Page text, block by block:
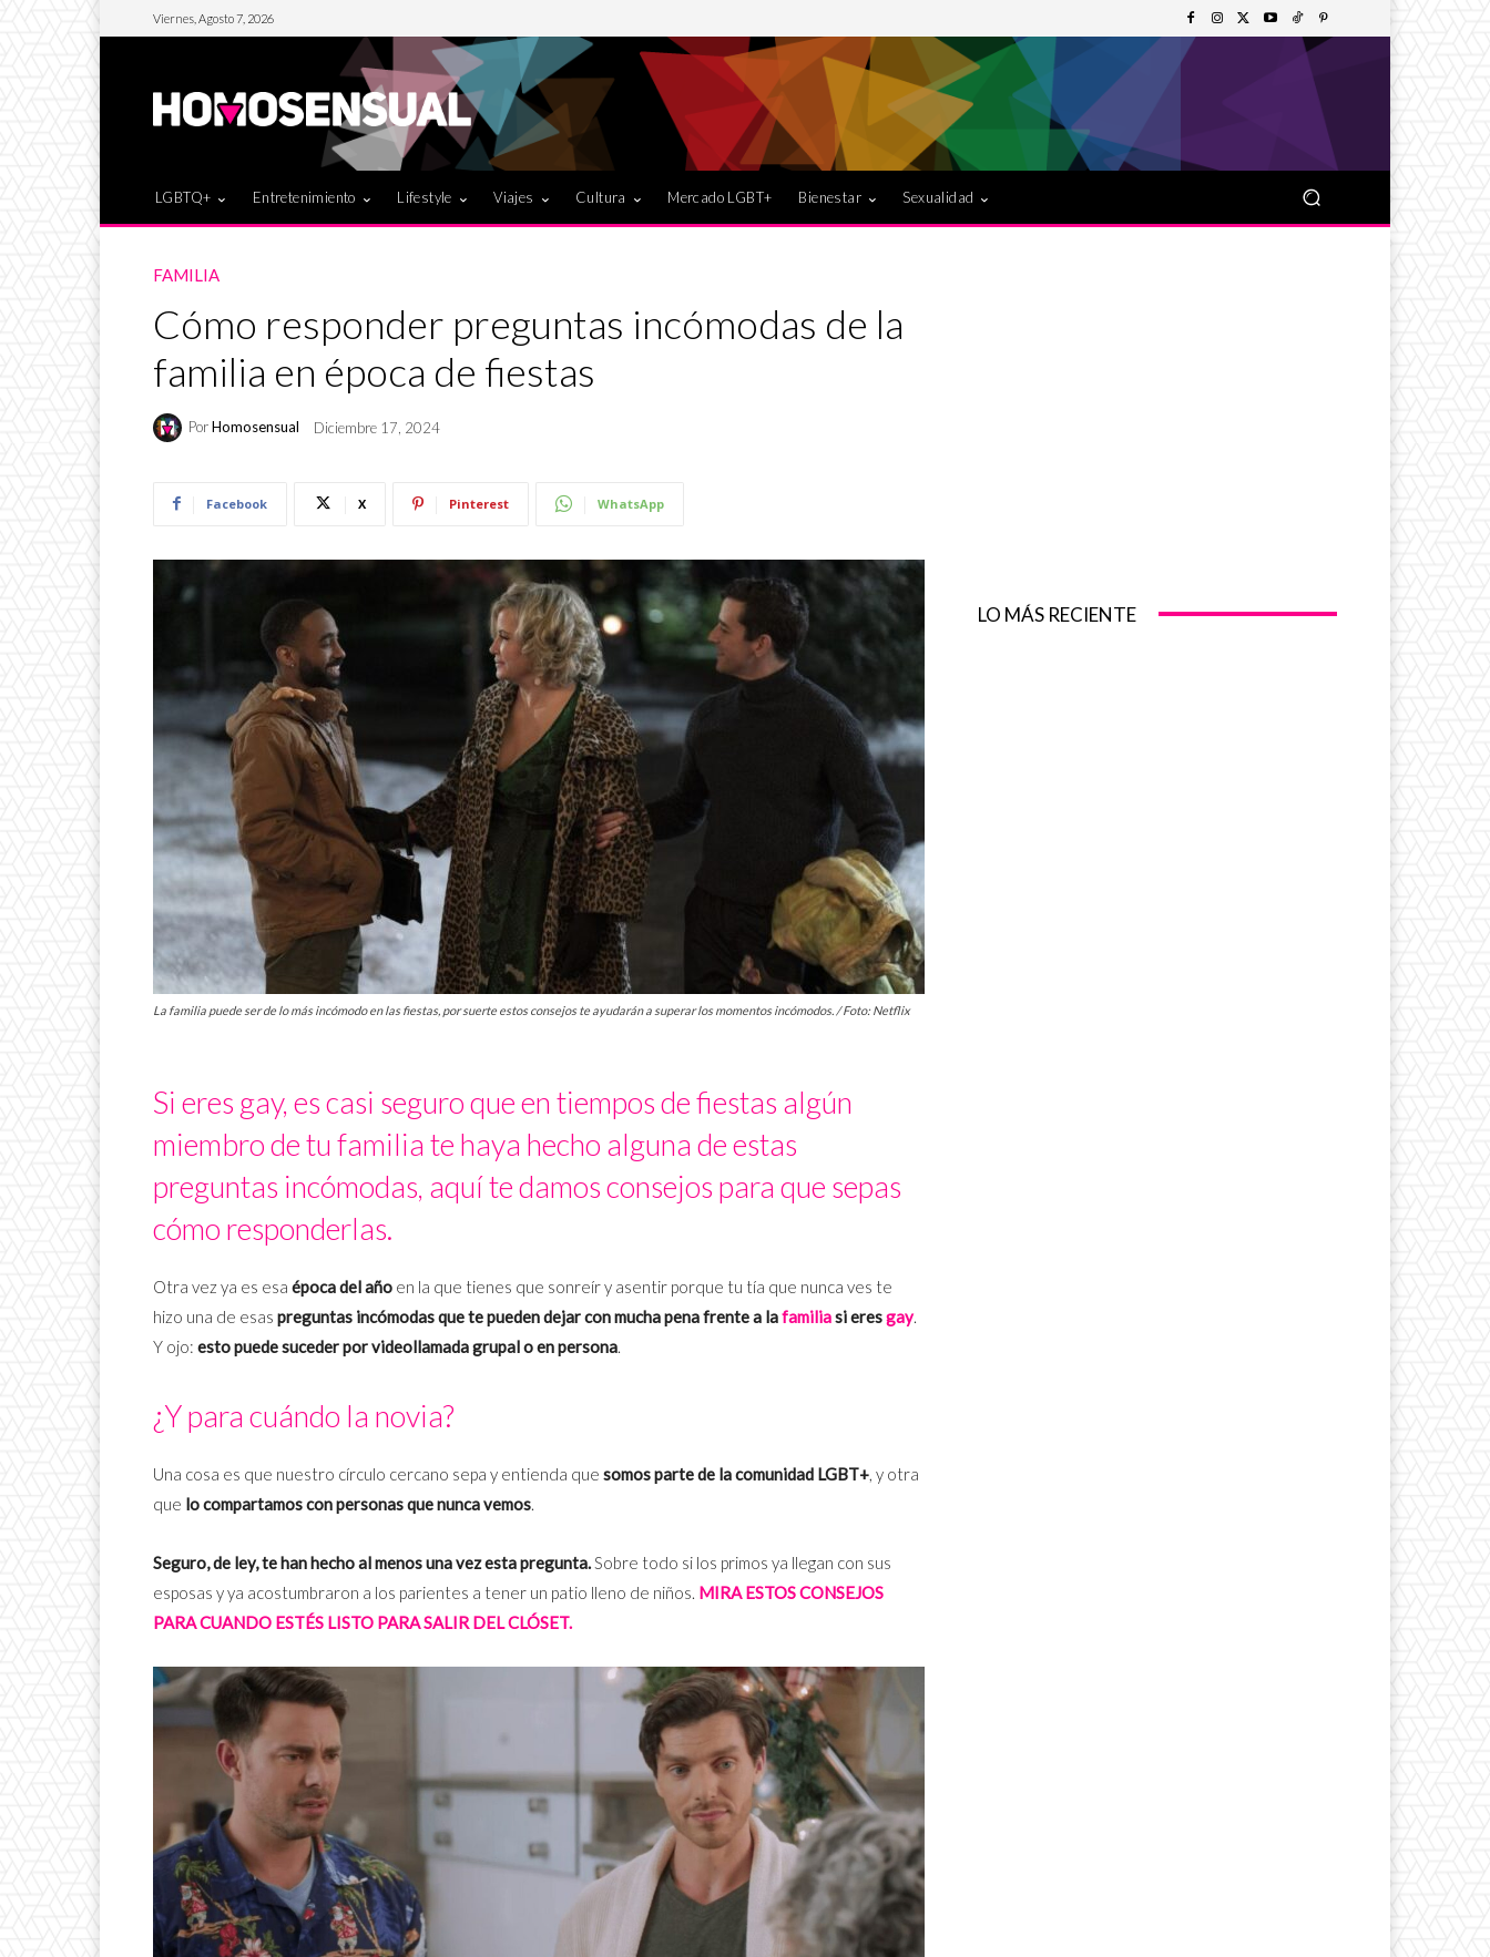
Viernes, Agosto 7, 2026
LGBTQ+ Entretenimiento Lifestyle Viajes Cultura Mercado LGBT+ Bienestar Sexualidad
FAMILIA
Cómo responder preguntas incómodas de la
familia en época de fiestas
PorHomosensual Diciembre 17, 2024
Facebook X Pinterest WhatsApp
La familia puede ser de lo más incómodo en las fiestas, por suerte estos consejos te ayudarán a superar los momentos incómodos. / Foto: Netflix
Si eres gay, es casi seguro que en tiempos de fiestas algún
miembro de tu familia te haya hecho alguna de estas
preguntas incómodas, aquí te damos consejos para que sepas
cómo responderlas.
Otra vez ya es esa época del año en la que tienes que sonreír y asentir porque tu tía que nunca ves te
hizo una de esas preguntas incómodas que te pueden dejar con mucha pena frente a lafamiliasi eresgay.
Y ojo: esto puede suceder por videollamada grupal o en persona.
¿Y para cuándo la novia?
Una cosa es que nuestro círculo cercano sepa y entienda que somos parte de la comunidad LGBT+, y otra
que lo compartamos con personas que nunca vemos.
Seguro, de ley, te han hecho al menos una vez esta pregunta.Sobre todo si los primos ya llegan con sus
esposas y ya acostumbraron a los parientes a tener un patio lleno de niños. MIRA ESTOS CONSEJOS
PARA CUANDO ESTÉS LISTO PARA SALIR DEL CLÓSET.
LO MÁS RECIENTE